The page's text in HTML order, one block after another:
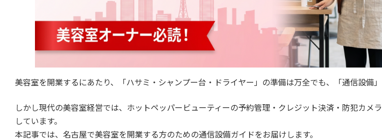
美容室を開業するにあたり、「ハサミ・シャンプー台・ドライヤー」の準備は万全でも、「通信設備
しかし現代の美容室経営では、ホットペッパービューティーの予約管理・クレジット決済・防犯カ
しています。
本記事では、名古屋で美容室を開業する方のための通信設備ガイドをお届けします。